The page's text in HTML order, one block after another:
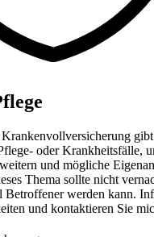
oder Krankheitsfälle,
und mögliche
Thema sollte nicht
Betroffener werden kann.
und kontaktieren Sie